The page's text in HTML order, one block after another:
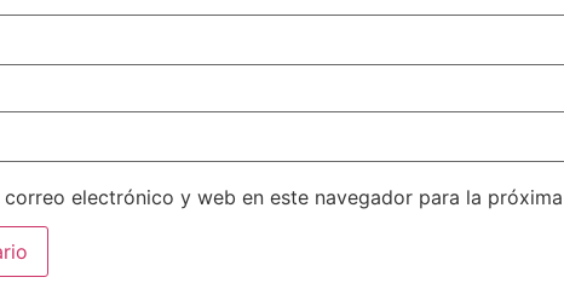
correo electrónico y web en este navegador para la